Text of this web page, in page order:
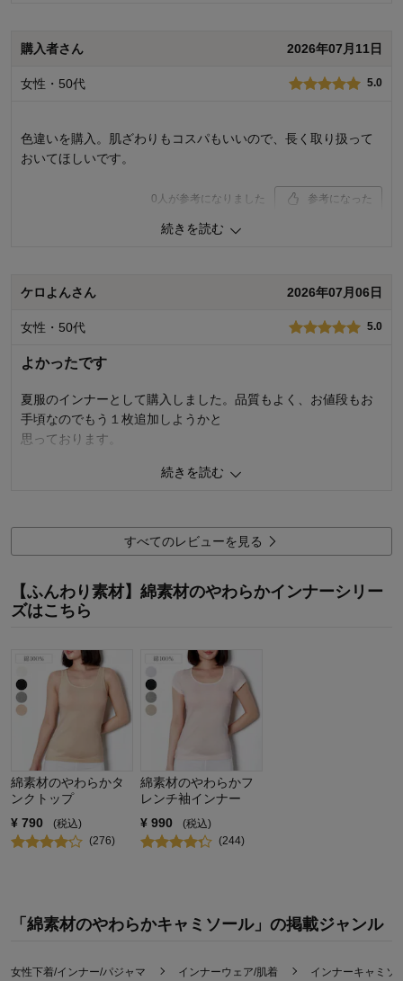
お気に入りポイント：
購入者さん 2026年07月11日
女性・50代 5.0
色違いを購入。肌ざわりもコスパもいいので、長く取り扱って
おいてほしいです。
0 人が参考になりました 参考になった
続きを読む
ケロよんさん 2026年07月06日
女性・50代 5.0
よかったです
夏服のインナーとして購入しました。品質もよく、お値段もお
手頃なのでもう１枚追加しようかと
思っております。
人が参考になりました
着心地･はき心地
5.0
お気に入りポイント： デザイン、色、素材・品質
サイズ： ちょうどよい
続きを読む
すべてのレビューを見る
【ふんわり素材】綿素材のやわらかインナーシリー
ズはこちら
綿素材のやわらかタ
ンクトップ
¥ 790
(税込)
(276)
綿素材のやわらかフ
レンチ袖インナー
¥ 990
(税込)
(244)
「綿素材のやわらかキャミソール」の掲載ジャンル
女性下着/インナー/パジャマ インナーウェア/肌着 インナーキャミソ